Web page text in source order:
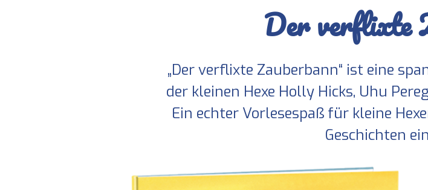
Der verflixte
„Der verflixte Zauberbann“ ist eine
der kleinen Hexe Holly Hicks, Uhu
Ein echter Vorlesespaß für kleine
Geschichten